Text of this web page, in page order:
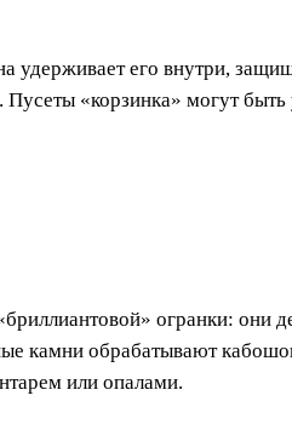
удерживает его внутри,
«корзинка» могут
огранки: они
камни обрабатывают
или опалами.